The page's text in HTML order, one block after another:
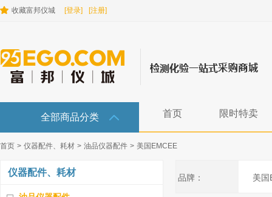
收藏富邦仪城 [登录] [注册]
全部商品分类 首页 限时特卖
首页 > 仪器配件、耗材 > 油品仪器配件 > 美国EMCEE
仪器配件、耗材 品牌： 美国